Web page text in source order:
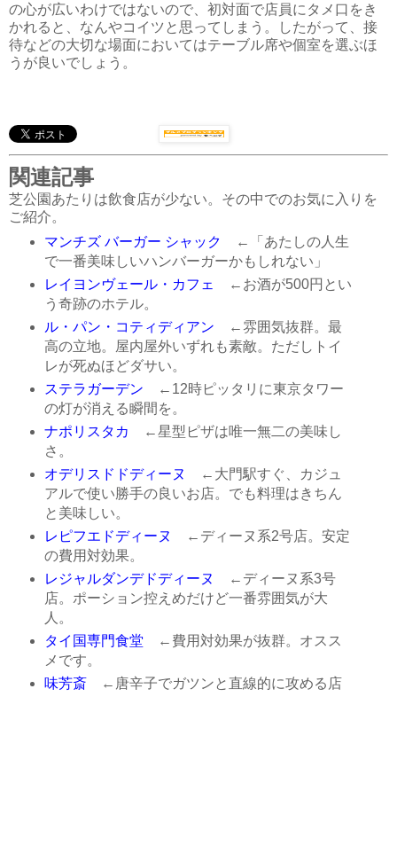
の心が広いわけではないので、初対面で店員にタメ口をき
かれると、なんやコイツと思ってしまう。したがって、接
待などの大切な場面においてはテーブル席や個室を選ぶほ
うが良いでしょう。
関連記事
芝公園あたりは飲食店が少ない。その中でのお気に入りを
ご紹介。
マンチズ バーガー シャック ←「あたしの人生
で一番美味しいハンバーガーかもしれない」
レイヨンヴェール・カフェ ←お酒が500円とい
う奇跡のホテル。
ル・パン・コティディアン ←雰囲気抜群。最
高の立地。屋内屋外いずれも素敵。ただしトイ
レが死ぬほどダサい。
ステラガーデン ←12時ピッタリに東京タワー
の灯が消える瞬間を。
ナポリスタカ ←星型ピザは唯一無二の美味し
さ。
オデリスドドディーヌ
←大門駅すぐ、カジュ
アルで使い勝手の良いお店。でも料理はきちん
と美味しい。
レピフエドディーヌ
←ディーヌ系2号店。安定
の費用対効果。
レジャルダンデドディーヌ
←ディーヌ系3号
店。ポーション控えめだけど一番雰囲気が大
人。
タイ国専門食堂 ←費用対効果が抜群。オスス
メです。
味芳斎←唐辛子でガツンと直線的に攻める店